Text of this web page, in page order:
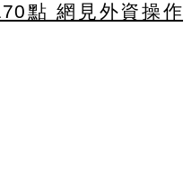
點 網見外資操作